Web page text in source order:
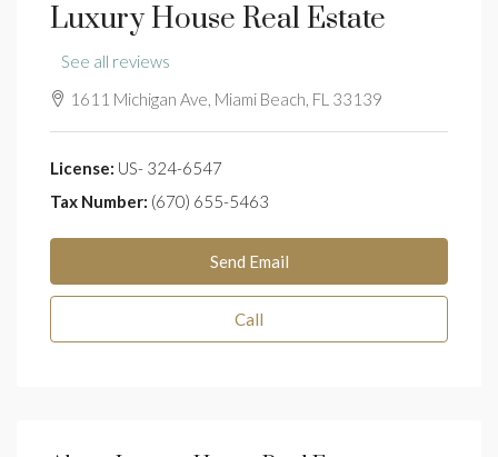
Luxury House Real Estate
See all reviews
1611 Michigan Ave, Miami Beach, FL 33139
License: US- 324-6547
Tax Number: (670) 655-5463
Send Email
Call